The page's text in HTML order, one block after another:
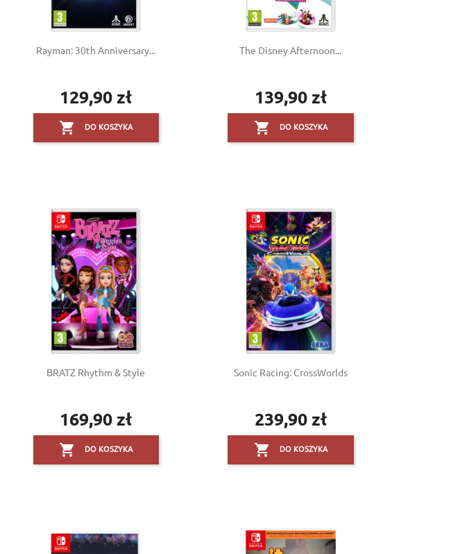
Rayman: 30th Anniversary...
Cena
129,90 zł
 DO KOSZYKA
The Disney Afternoon...
Cena
139,90 zł
 DO KOSZYKA
BRATZ Rhythm & Style
Cena
169,90 zł
 DO KOSZYKA
Sonic Racing: CrossWorlds
Cena
239,90 zł
 DO KOSZYKA